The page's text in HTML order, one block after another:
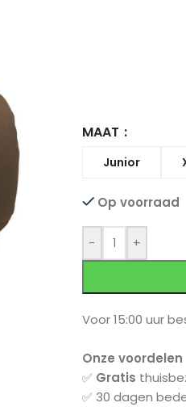
MAAT
Junior
Op voorraad
- +
Voor 15:00 uur
Onze voordelen
✅ Gratis
✅ 30 dagen